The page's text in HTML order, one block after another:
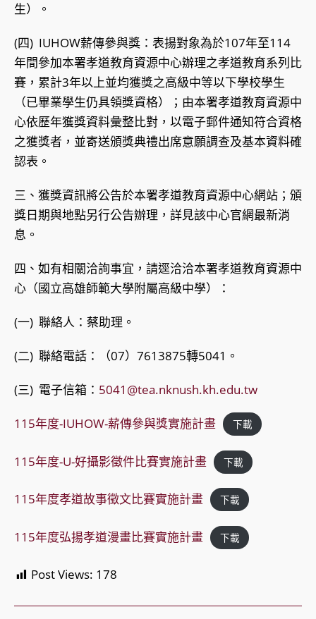
生）。
(四) IUHOW薪傳參與獎：表揚對象為於107年至114
年間參加本署孝道教育資源中心辦理之孝道教育系列比
賽，累計3年以上並均獲獎之高級中等以下學校學生
（已畢業學生仍具領獎資格）；由本署孝道教育資源中
心依歷年獲獎資料彙整比對，以電子郵件通知符合資格
之獲獎者，並寄送頒獎典禮出席意願調查及基本資料確
認表。
三、獲獎資訊將公告於本署孝道教育資源中心網站；頒
獎日期與地點另行公告辦理，詳見該中心官網最新消
息。
四、如有相關洽詢事宜，請逕洽洽本署孝道教育資源中
心（國立高雄師範大學附屬高級中學）：
(一) 聯絡人：蔡助理。
(二) 聯絡電話：（07）7613875轉5041。
(三) 電子信箱： 5041@tea.nknush.kh.edu.tw
115年度-IUHOW-薪傳參與獎實施計畫 下載
115年度-U-好攝影徵件比賽實施計畫 下載
115年度孝道故事徵文比賽實施計畫 下載
115年度弘揚孝道漫畫比賽實施計畫 下載
Post Views: 178